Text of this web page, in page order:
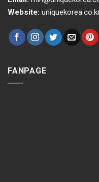
Website:
FANPAGE